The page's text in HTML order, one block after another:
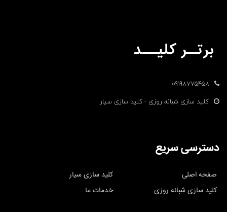
09198775458
کلید سازی شبانه روزی - کلید سازی سیار
دسترسی سریع
صفحه اصلی
کلید سازی سیار
کلید سازی شبانه روزی
خدمات ما